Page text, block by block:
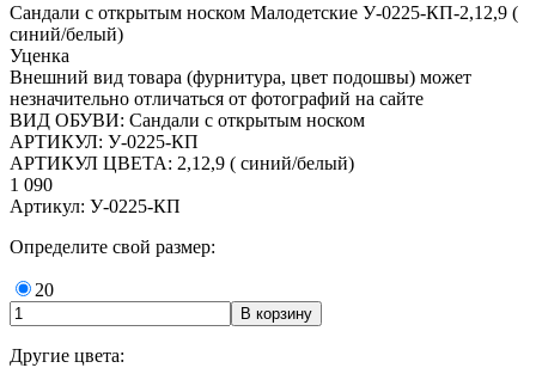
Сандали с открытым носком Малодетские У-0225-КП-2,12,9 (
синий/белый)
Уценка
Внешний вид товара (фурнитура, цвет подошвы) может
незначительно отличаться от фотографий на сайте
ВИД ОБУВИ: Сандали с открытым носком
АРТИКУЛ: У-0225-КП
АРТИКУЛ ЦВЕТА: 2,12,9 ( синий/белый)
1 090
Артикул: У-0225-КП
Определите свой размер:
20
Другие цвета: